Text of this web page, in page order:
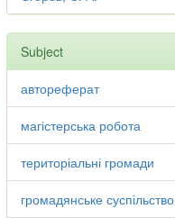
Subject
автореферат
магістерська робота
територіальні громади
громадянське суспільство